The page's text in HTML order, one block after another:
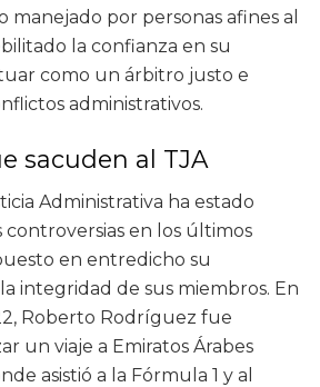
manejado por personas afines al
la confianza en su
como un árbitro justo e
administrativos.
sacuden al TJA
Administrativa ha estado
en los últimos
en entredicho su
integridad de sus miembros. En
Roberto Rodríguez fue
un viaje a Emiratos Árabes
asistió a la Fórmula 1 y al